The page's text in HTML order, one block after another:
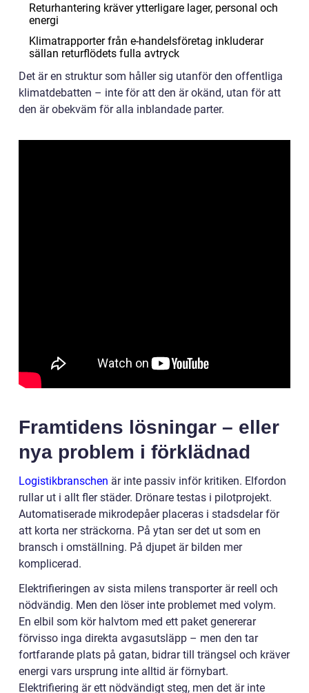
Returhantering kräver ytterligare lager, personal och
energi
Klimatrapporter från e-handelsföretag inkluderar
sällan returflödets fulla avtryck
Det är en struktur som håller sig utanför den offentliga
klimatdebatten – inte för att den är okänd, utan för att
den är obekväm för alla inblandade parter.
Framtidens lösningar – eller
nya problem i förklädnad
Logistikbranschen är inte passiv inför kritiken. Elfordon
rullar ut i allt fler städer. Drönare testas i pilotprojekt.
Automatiserade mikrodepåer placeras i stadsdelar för
att korta ner sträckorna. På ytan ser det ut som en
bransch i omställning. På djupet är bilden mer
komplicerad.
Elektrifieringen av sista milens transporter är reell och
nödvändig. Men den löser inte problemet med volym.
En elbil som kör halvtom med ett paket genererar
förvisso inga direkta avgasutsläpp – men den tar
fortfarande plats på gatan, bidrar till trängsel och kräver
energi vars ursprung inte alltid är förnybart.
Elektrifiering är ett nödvändigt steg, men det är inte